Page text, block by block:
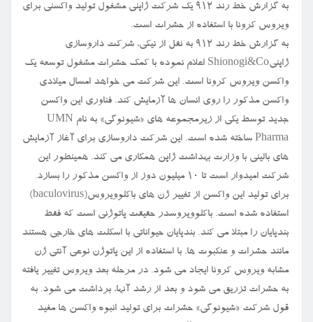
به گزارش خط رند ۹۱۲ یک شرکت ژاپنی مشغول تولید واکسنی برای
ویروس کرونا با استفاده از حشرات است.
به گزارش خط رند ۹۱۲ به نقل از نیکی، شرکت داروسازی
ژاپنیShionogi&Co اعلام نموده با کمک حشرات مشغول توسعه یک
واکسن ویروس کرونا است. این شرکت می خواهد امسال میلادی
واکسن مذکور را روی انسان ها آزمایش کند. فناوری این واکسن
جدید توسط یکی از زیرمجموعه های «شیونوگی» به نام UMN
Pharma ساخته شده است. این شرکت داروسازی برای آغاز آزمایش
های بالینی با وزارت بهداشت ژاپن همکاری می کند. همینطور این
شرکت امیدوار است تا ۱۰ میلیون دوز از واکسن مذکور را بسازد.
برای تولید این واکسن از تغییر ژن های باکلوویروس(baculovirus)
استفاده شده است. باکلوویروسدر حقیقت پاتوژنی است که فقط
بندپایان را مبتلا می کند. بندپایان حیواناتی با اسکلت های خارجی هستند
مانند حشرات و عنکبوت ها. با استفاده از این پاتوژن نوعی آنتی ژن
مشابه ویروس کرونا ایجاد می شود. در مرحله بعد ویروس تغییر یافته
به حشرات تزریق می شود و بعد از رشد آنها، برداشت می شود. به
قول شرکت «شیونوگی» حشرات برای تولید انبوه واکسن ها مفید